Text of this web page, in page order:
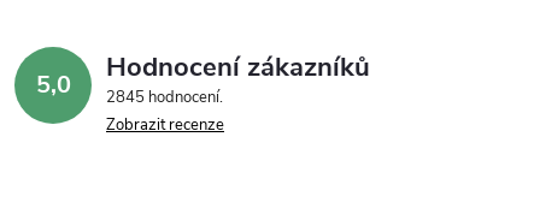
5,0 Hodnocení zákazníků
2845 hodnocení
Zobrazit recenze